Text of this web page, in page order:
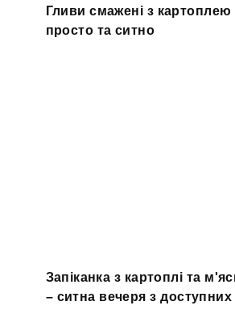
Гливи смажені з картоплею
просто та ситно
Запіканка з картоплі та
– ситна вечеря з доступних